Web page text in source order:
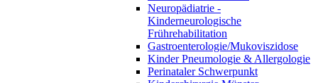
Neuropädiatrie -
Kinderneurologische
Frührehabilitation
Gastroenterologie/Mukoviszidose
Kinder Pneumologie & Allergologie
Perinataler Schwerpunkt